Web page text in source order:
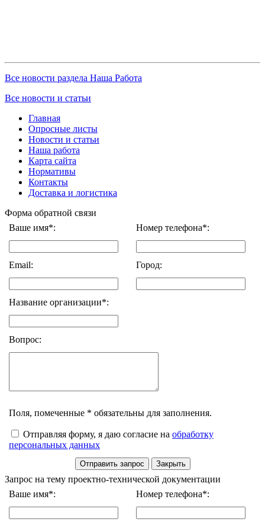
Все новости раздела Наша Работа
Все новости и статьи
Главная
Опросные листы
Новости и статьи
Наша работа
Карта сайта
Нормативы
Контакты
Доставка и логистика
Форма обратной связи
Ваше имя*:
Номер телефона*:
Email: Город:
Название организации*:
Вопрос:
Поля, помеченные * обязательны для заполнения.
Отправляя форму, я даю согласие на обработку
персональных данных
Запрос на тему проектно-технической документации
Ваше имя*:
Номер телефона*: